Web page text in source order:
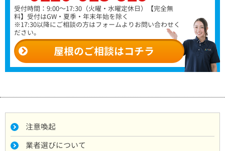
受付時間：9:00～17:30（火曜・水曜定休日）
【完全無
料】受付はGW・夏季・年末年始を除く
※17:30以降にご相談の方はフォームよりお問い合わせく
ださい。
屋根のご相談はコチラ
注意喚起
業者選びについて